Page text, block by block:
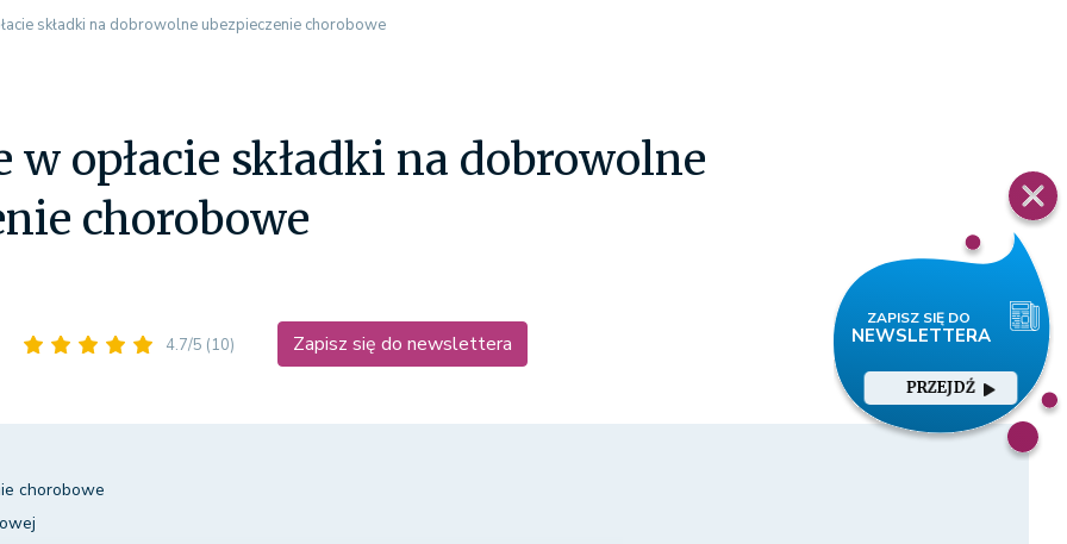
PRZEJDŹ
składki na dobrowolne ubezpieczenie chorobowe
w opłacie składki na dobrowolne
chorobowe
4.7/5 (10) Zapisz się do newslettera
chorobowe